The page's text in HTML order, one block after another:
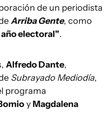
de un periodista
Arriba Gente, como
año electoral".
Alfredo Dante,
Subrayado Mediodía,
programa
y Magdalena